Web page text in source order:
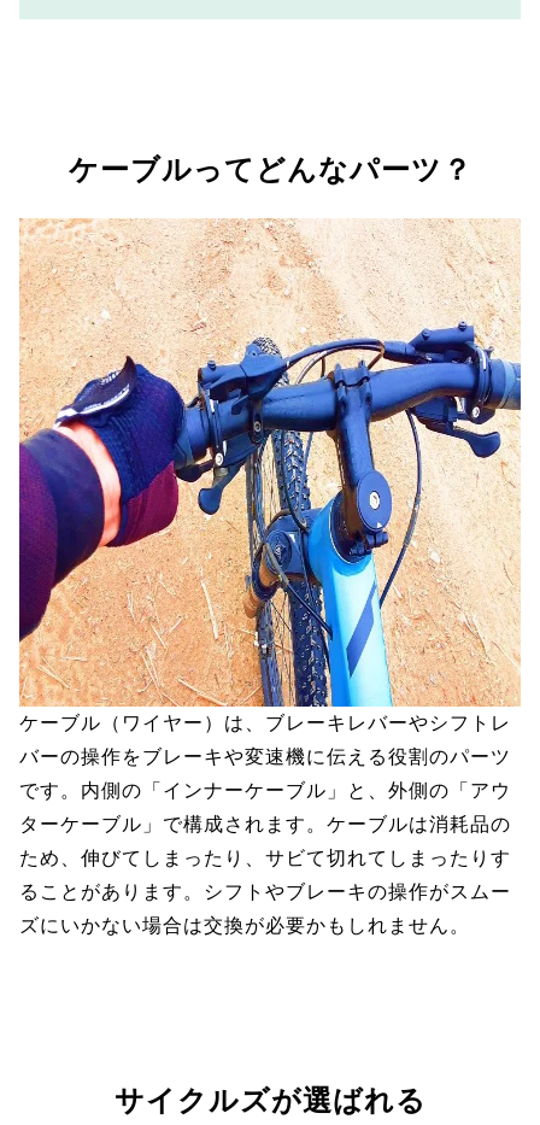
ケーブルってどんなパーツ？
ケーブル（ワイヤー）は、ブレーキレバーやシフトレ
バーの操作をブレーキや変速機に伝える役割のパーツ
です。内側の「インナーケーブル」と、外側の「アウ
ターケーブル」で構成されます。ケーブルは消耗品の
ため、伸びてしまったり、サビて切れてしまったりす
ることがあります。シフトやブレーキの操作がスムー
ズにいかない場合は交換が必要かもしれません。
サイクルズが選ばれる